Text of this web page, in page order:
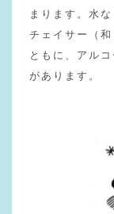
まります。水
チェイサー（
ともに、アル
があります。